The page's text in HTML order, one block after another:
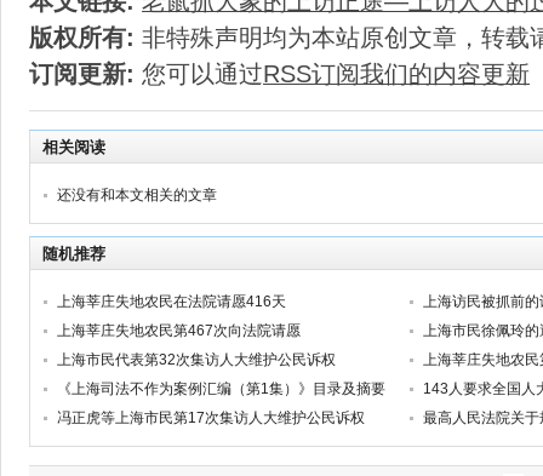
版权所有: 非特殊声明均为本站原创文章，转载
订阅更新: 您可以通过RSS订阅我们的内容更新
相关阅读
还没有和本文相关的文章
随机推荐
上海莘庄失地农民在法院请愿416天
上海访民被抓前的
上海莘庄失地农民第467次向法院请愿
上海市民徐佩玲
上海市民代表第32次集访人大维护公民诉权
上海莘庄失地农
《上海司法不作为案例汇编（第1集）》目录及摘要
143人要求全国人
冯正虎等上海市民第17次集访人大维护公民诉权